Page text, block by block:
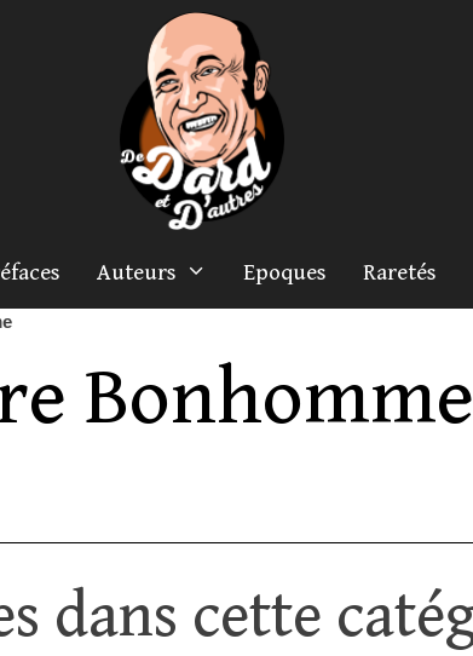
Auteurs Epoques Raretés
Bonhomme
dans cette